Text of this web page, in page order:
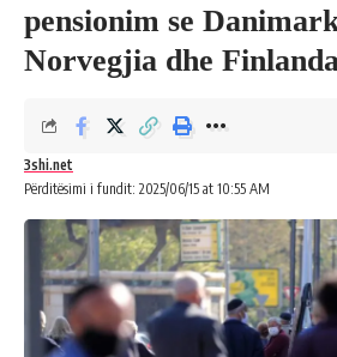
pensionim se
Norvegjia dhe
Përditësimi i fundit: 2025/06/15 at 10:55 AM
3shi.net